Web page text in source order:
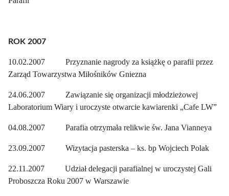
ROK 2007
10.02.2007 Przyznanie nagrody za książkę o parafii przez
Zarząd Towarzystwa Miłośników Gniezna
24.06.2007 Zawiązanie się organizacji młodzieżowej
Laboratorium Wiary i uroczyste otwarcie kawiarenki „Cafe LW”
04.08.2007 Parafia otrzymała relikwie św. Jana Vianneya
23.09.2007 Wizytacja pasterska – ks. bp Wojciech Polak
22.11.2007 Udział delegacji parafialnej w uroczystej Gali
Proboszcza Roku 2007 w Warszawie